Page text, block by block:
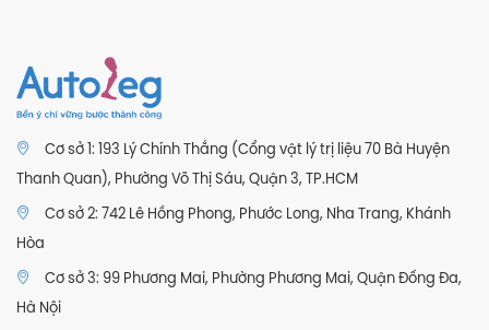
Cơ sở 1: 193 Lý Chính Thắng (Cổng vật lý trị liệu 70 Bà Huyện
Thanh Quan), Phường Võ Thị Sáu, Quận 3, TP.HCM
Cơ sở 2: 742 Lê Hồng Phong, Phước Long, Nha Trang, Khánh
Hòa
Cơ sở 3: 99 Phương Mai, Phường Phương Mai, Quận Đống Đa,
Hà Nội